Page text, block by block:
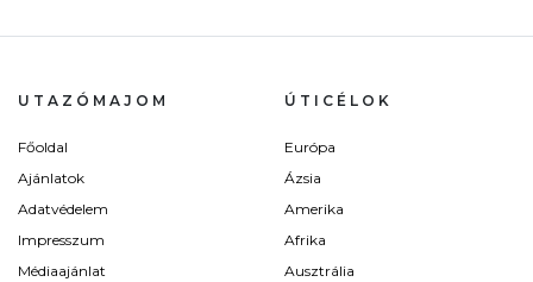
UTAZÓMAJOM
Főoldal
Ajánlatok
Adatvédelem
Impresszum
Médiaajánlat
ÚTICÉLOK
Európa
Ázsia
Amerika
Afrika
Ausztrália